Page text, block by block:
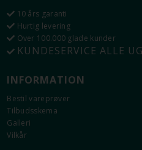
10 års garanti
Hurtig levering
Over 100.000 glade kunder
KUNDESERVICE ALLE
INFORMATION
Bestil vareprøver
Tilbudsskema
Galleri
Vilkår